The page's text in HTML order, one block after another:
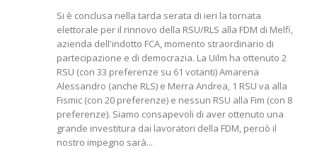
Si è conclusa nella tarda serata di ieri la tornata
elettorale per il rinnovo della RSU/RLS alla FDM di Melfi,
azienda dell'indotto FCA, momento straordinario di
partecipazione e di democrazia. La Uilm ha ottenuto 2
RSU (con 33 preferenze su 61 votanti) Amarena
Alessandro (anche RLS) e Merra Andrea, 1 RSU va alla
Fismic (con 20 preferenze) e nessun RSU alla Fim (con 8
preferenze). Siamo consapevoli di aver ottenuto una
grande investitura dai lavoratori della FDM, perciò il
nostro impegno sarà...